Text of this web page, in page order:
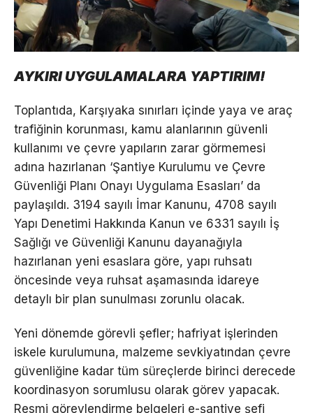
AYKIRI UYGULAMALARA YAPTIRIM!
Toplantıda, Karşıyaka sınırları içinde yaya ve araç
trafiğinin korunması, kamu alanlarının güvenli
kullanımı ve çevre yapıların zarar görmemesi
adına hazırlanan ‘Şantiye Kurulumu ve Çevre
Güvenliği Planı Onayı Uygulama Esasları’ da
paylaşıldı. 3194 sayılı İmar Kanunu, 4708 sayılı
Yapı Denetimi Hakkında Kanun ve 6331 sayılı İş
Sağlığı ve Güvenliği Kanunu dayanağıyla
hazırlanan yeni esaslara göre, yapı ruhsatı
öncesinde veya ruhsat aşamasında idareye
detaylı bir plan sunulması zorunlu olacak.
Yeni dönemde görevli şefler; hafriyat işlerinden
iskele kurulumuna, malzeme sevkiyatından çevre
güvenliğine kadar tüm süreçlerde birinci derecede
koordinasyon sorumlusu olarak görev yapacak.
Resmi görevlendirme belgeleri e-şantiye şefi